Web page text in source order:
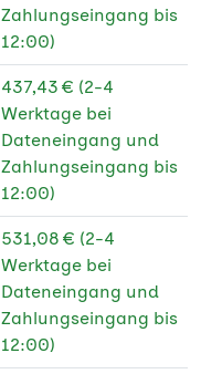
Zahlungseingang bis
12:00)
437,43 € (2-4
Werktage bei
Dateneingang und
Zahlungseingang bis
12:00)
531,08 € (2-4
Werktage bei
Dateneingang und
Zahlungseingang bis
12:00)